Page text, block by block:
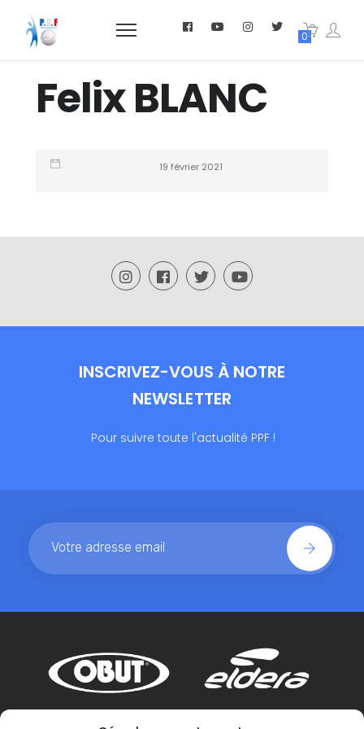
0
Felix BLANC
19 février 2021
INSCRIVEZ-VOUS À NOTRE
NEWSLETTER
Pour suivre toute l'actualité PPF !